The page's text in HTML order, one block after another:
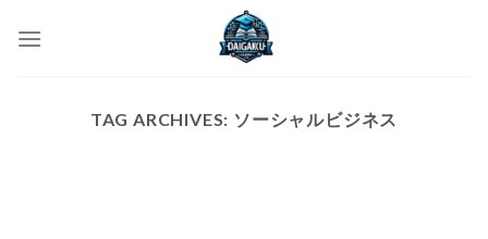
TAG ARCHIVES: ソーシャルビジネス